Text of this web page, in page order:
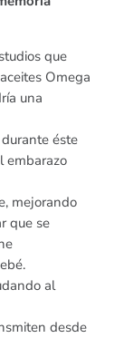
que
Omega
una
éste
embarazo
mejorando
que se
al
desde